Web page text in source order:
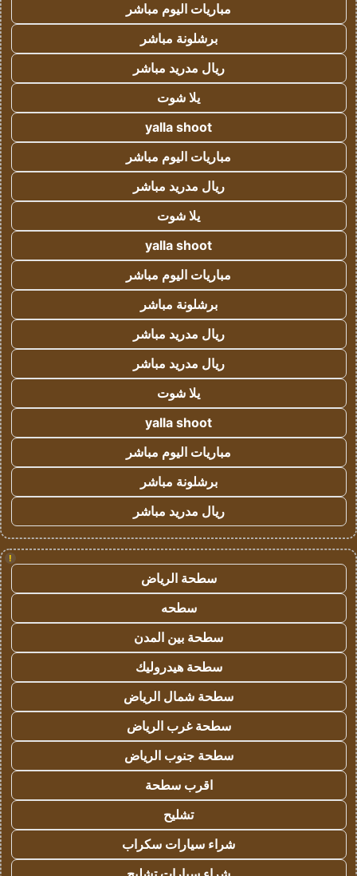
مباريات اليوم مباشر
برشلونة مباشر
ريال مدريد مباشر
يلا شوت
yalla shoot
مباريات اليوم مباشر
ريال مدريد مباشر
يلا شوت
yalla shoot
مباريات اليوم مباشر
برشلونة مباشر
ريال مدريد مباشر
ريال مدريد مباشر
يلا شوت
yalla shoot
مباريات اليوم مباشر
برشلونة مباشر
ريال مدريد مباشر
!
سطحة الرياض
سطحه
سطحة بين المدن
سطحة هيدروليك
سطحة شمال الرياض
سطحة غرب الرياض
سطحة جنوب الرياض
اقرب سطحة
تشليح
شراء سيارات سكراب